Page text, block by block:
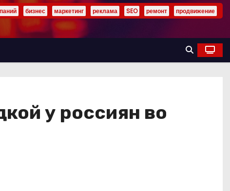
бизнес маркетинг реклама SEO ремонт продвижение
у россиян во